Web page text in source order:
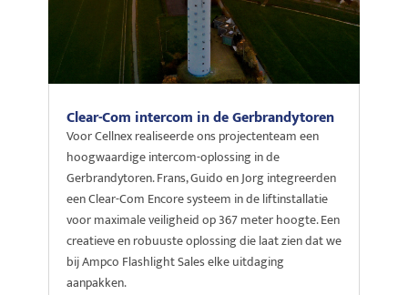
Clear-Com intercom in de Gerbrandytoren
Voor Cellnex realiseerde ons projectenteam een
hoogwaardige intercom-oplossing in de
Gerbrandytoren. Frans, Guido en Jorg integreerden
een Clear-Com Encore systeem in de liftinstallatie
voor maximale veiligheid op 367 meter hoogte. Een
creatieve en robuuste oplossing die laat zien dat we
bij Ampco Flashlight Sales elke uitdaging
aanpakken.